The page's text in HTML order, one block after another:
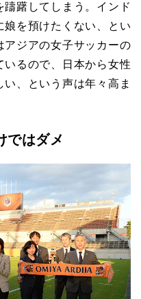
躇してしまう。インド
を預けたくない、とい
アジアの女子サッカーの
るので、日本から女性
、という声は年々高ま
ではダメ